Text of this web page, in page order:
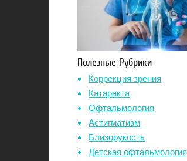
Полезные Рубрики
Коррекция зрения
Катаракта
Офтальмология
Астигматизм
Близорукость
Детская офтальмология